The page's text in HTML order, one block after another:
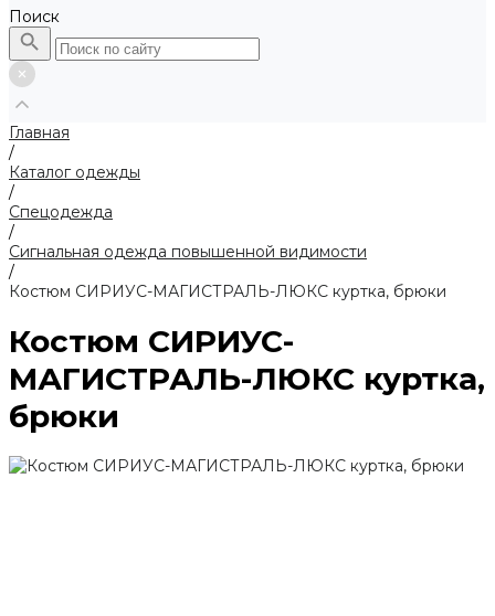
Поиск
Главная
/
Каталог одежды
/
Спецодежда
/
Сигнальная одежда повышенной видимости
/
Костюм СИРИУС-МАГИСТРАЛЬ-ЛЮКС куртка, брюки
Костюм СИРИУС-
МАГИСТРАЛЬ-ЛЮКС куртка,
брюки